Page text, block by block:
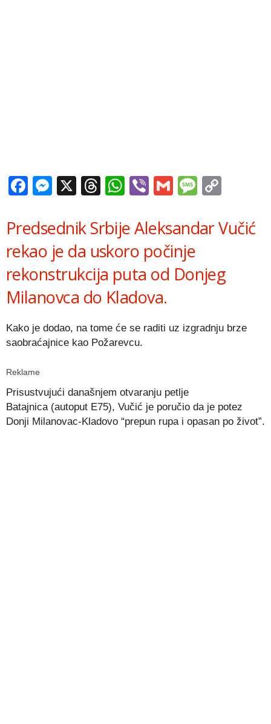
Facebook
Messenger
X Threads
WhatsApp
ViberGmail
Predsednik Srbije Aleksandar Vučić
rekao je da uskoro počinje
rekonstrukcija puta od Donjeg
Milanovca do Kladova.
Kako je dodao, na tome će se raditi uz izgradnju brze
saobraćajnice kao Požarevcu.
Reklame
Prisustvujući današnjem otvaranju petlje
Batajnica (autoput E75), Vučić je poručio da je potez
Donji Milanovac-Kladovo “prepun rupa i opasan po život”.